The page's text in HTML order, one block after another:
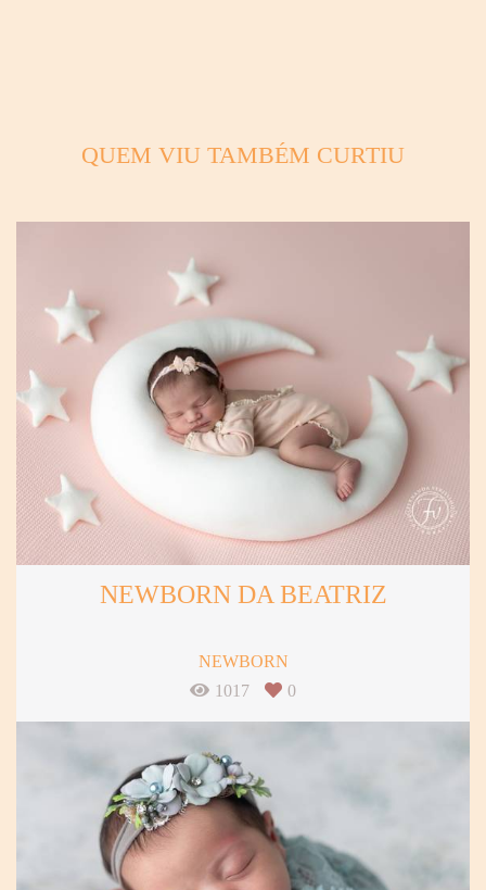
QUEM VIU TAMBÉM CURTIU
NEWBORN DA BEATRIZ
NEWBORN
1017
0